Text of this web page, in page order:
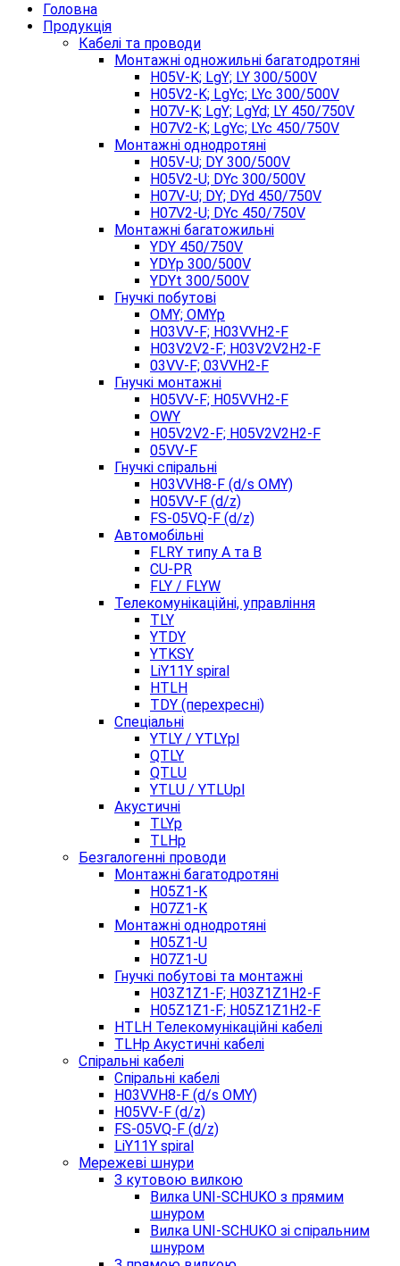
Головна
Продукція
Кабелі та проводи
Монтажні одножильні багатодротяні
H05V-K; LgY; LY 300/500V
H05V2-K; LgYc; LYc 300/500V
H07V-K; LgY; LgYd; LY 450/750V
H07V2-K; LgYc; LYc 450/750V
Монтажні однодротяні
H05V-U; DY 300/500V
H05V2-U; DYc 300/500V
H07V-U; DY; DYd 450/750V
H07V2-U; DYc 450/750V
Монтажні багатожильні
YDY 450/750V
YDYp 300/500V
YDYt 300/500V
Гнучкі побутові
OMY; OMYp
H03VV-F; H03VVH2-F
H03V2V2-F; H03V2V2H2-F
03VV-F; 03VVH2-F
Гнучкі монтажні
H05VV-F; H05VVH2-F
OWY
H05V2V2-F; H05V2V2H2-F
05VV-F
Гнучкі спіральні
H03VVH8-F (d/s OMY)
H05VV-F (d/z)
FS-05VQ-F (d/z)
Автомобільні
FLRY типу A та B
CU-PR
FLY / FLYW
Телекомунікаційні, управління
TLY
YTDY
YTKSY
LiY11Y spiral
HTLH
TDY (перехресні)
Спеціальні
YTLY / YTLYpl
QTLY
QTLU
YTLU / YTLUpl
Акустичні
TLYp
TLHp
Безгалогенні проводи
Монтажні багатодротяні
H05Z1-K
H07Z1-K
Монтажні однодротяні
H05Z1-U
H07Z1-U
Гнучкі побутові та монтажні
H03Z1Z1-F; H03Z1Z1H2-F
H05Z1Z1-F; H05Z1Z1H2-F
HTLH Телекомунікаційні кабелі
TLHp Акустичні кабелі
Спіральні кабелі
Спіральні кабелі
H03VVH8-F (d/s OMY)
H05VV-F (d/z)
FS-05VQ-F (d/z)
LiY11Y spiral
Мережеві шнури
З кутовою вилкою
Вилка UNI-SCHUKO з прямим
шнуром
Вилка UNI-SCHUKO зі спіральним
шнуром